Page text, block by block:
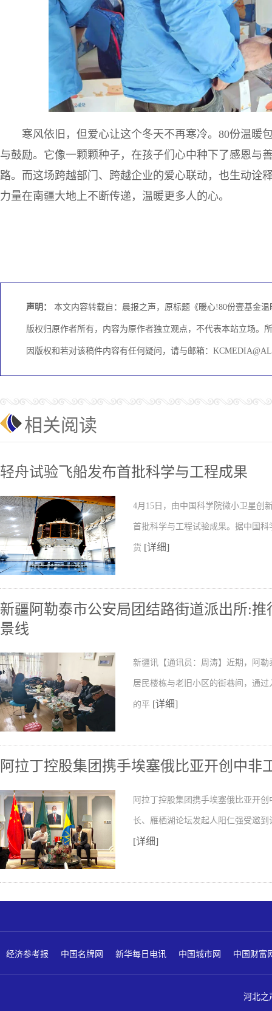
寒风依旧，但爱心让这个冬天不再寒冷。80份温暖
与鼓励。它像一颗颗种子，在孩子们心中种下了感恩与
路。而这场跨越部门、跨越企业的爱心联动，也生动诠
力量在南疆大地上不断传递，温暖更多人的心。
声明： 本文内容转载自：晨报之声，原标题《暖心!80份壹基金
版权归原作者所有，内容为原作者独立观点，不代表本站立场。
因版权和若对该稿件内容有任何疑问，请与邮箱：
相关阅读
轻舟试验飞船发布首批科学与工程成果
4月15日，由中国科学院微小卫星创
首批科学与工程试验成果。据中国
货 [详细]
新疆阿勒泰市公安局团结路街道派出所:推
景线
新疆讯【通讯员：周涛】近期，阿
居民楼栋与老旧小区的街巷间，通
的平 [详细]
阿拉丁控股集团携手埃塞俄比亚开创中非
阿拉丁控股集团携手埃塞俄比亚开
长、雁栖湖论坛发起人阳仁强受邀
[详细]
经济参考报 中国名牌网 新华每日电讯 中国城市网 中国财富
河北之